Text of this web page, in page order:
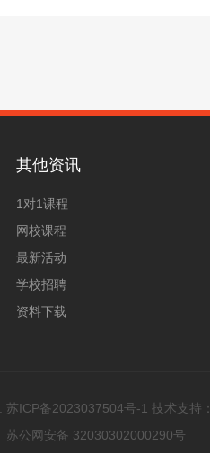
其他资讯
1对1课程
网校课程
最新活动
学校招聘
资料下载
苏ICP备2023037504号-1 技术支持：
苏公网安备 32030302000290号